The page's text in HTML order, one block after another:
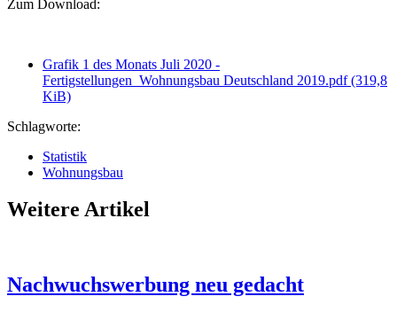
Zum Download:
Grafik 1 des Monats Juli 2020 -
Fertigstellungen_Wohnungsbau Deutschland 2019.pdf(319,8
KiB)
Schlagworte:
Statistik
Wohnungsbau
Weitere Artikel
Nachwuchswerbung neu gedacht